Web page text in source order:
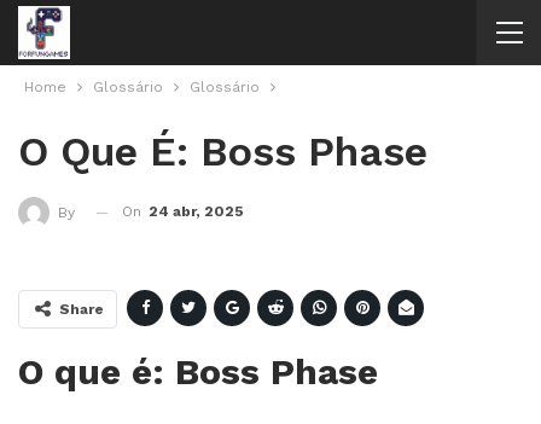
Home Glossário Glossário
O Que É: Boss Phase
By On 24 abr, 2025
Share
O que é: Boss Phase